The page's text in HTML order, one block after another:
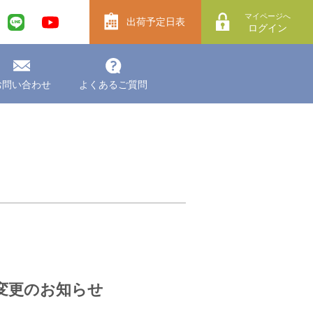
問い合わせ よくあるご質問
出荷予定日表
マイページへ
ログイン
更のお知らせ